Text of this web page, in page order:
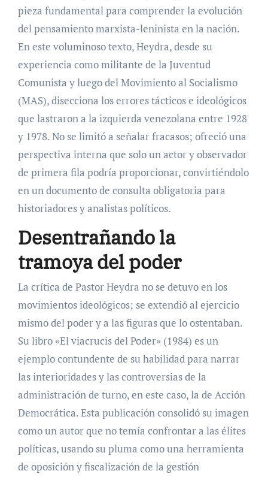
pieza fundamental para comprender la evolución
del pensamiento marxista-leninista en la nación.
En este voluminoso texto, Heydra, desde su
experiencia como militante de la Juventud
Comunista y luego del Movimiento al Socialismo
(MAS), disecciona los errores tácticos e ideológicos
que lastraron a la izquierda venezolana entre 1928
y 1978. No se limitó a señalar fracasos; ofreció una
perspectiva interna que solo un actor y observador
de primera fila podría proporcionar, convirtiéndolo
en un documento de consulta obligatoria para
historiadores y analistas políticos.
Desentrañando la
tramoya del poder
La crítica de Pastor Heydra no se detuvo en los
movimientos ideológicos; se extendió al ejercicio
mismo del poder y a las figuras que lo ostentaban.
Su libro «El viacrucis del Poder» (1984) es un
ejemplo contundente de su habilidad para narrar
las interioridades y las controversias de la
administración de turno, en este caso, la de Acción
Democrática. Esta publicación consolidó su imagen
como un autor que no temía confrontar a las élites
políticas, usando su pluma como una herramienta
de oposición y fiscalización de la gestión